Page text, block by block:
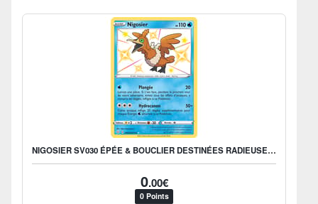
NIGOSIER SV030 ÉPÉE & BOUCLIER DESTINÉES RADIEUSES EB045
0.00€
0 Points